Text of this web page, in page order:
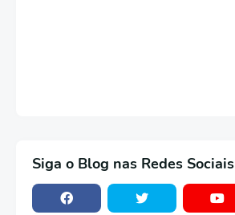
Siga o Blog nas Redes Sociais